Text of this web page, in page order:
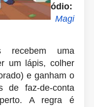
ódio:
Magi
recebem uma
um lápis, colher
e ganham o
de faz-de-conta
A regra é